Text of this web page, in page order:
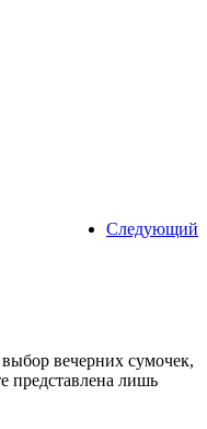
Следующий
вечерних сумочек,
представлена лишь